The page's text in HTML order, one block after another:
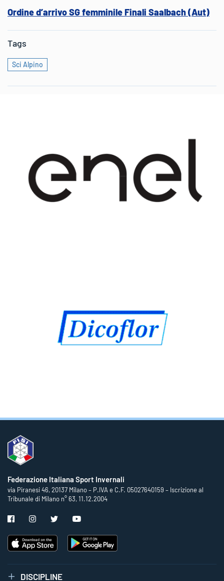
Ordine d’arrivo SG femminile Finali Saalbach (Aut)
Tags
Sci Alpino
Federazione Italiana Sport Invernali
via Piranesi 46, 20137 Milano – P.IVA e C.F. 05027640159 – Iscrizione al
Tribunale di Milano n° 63, 11.12.2004
DISCIPLINE